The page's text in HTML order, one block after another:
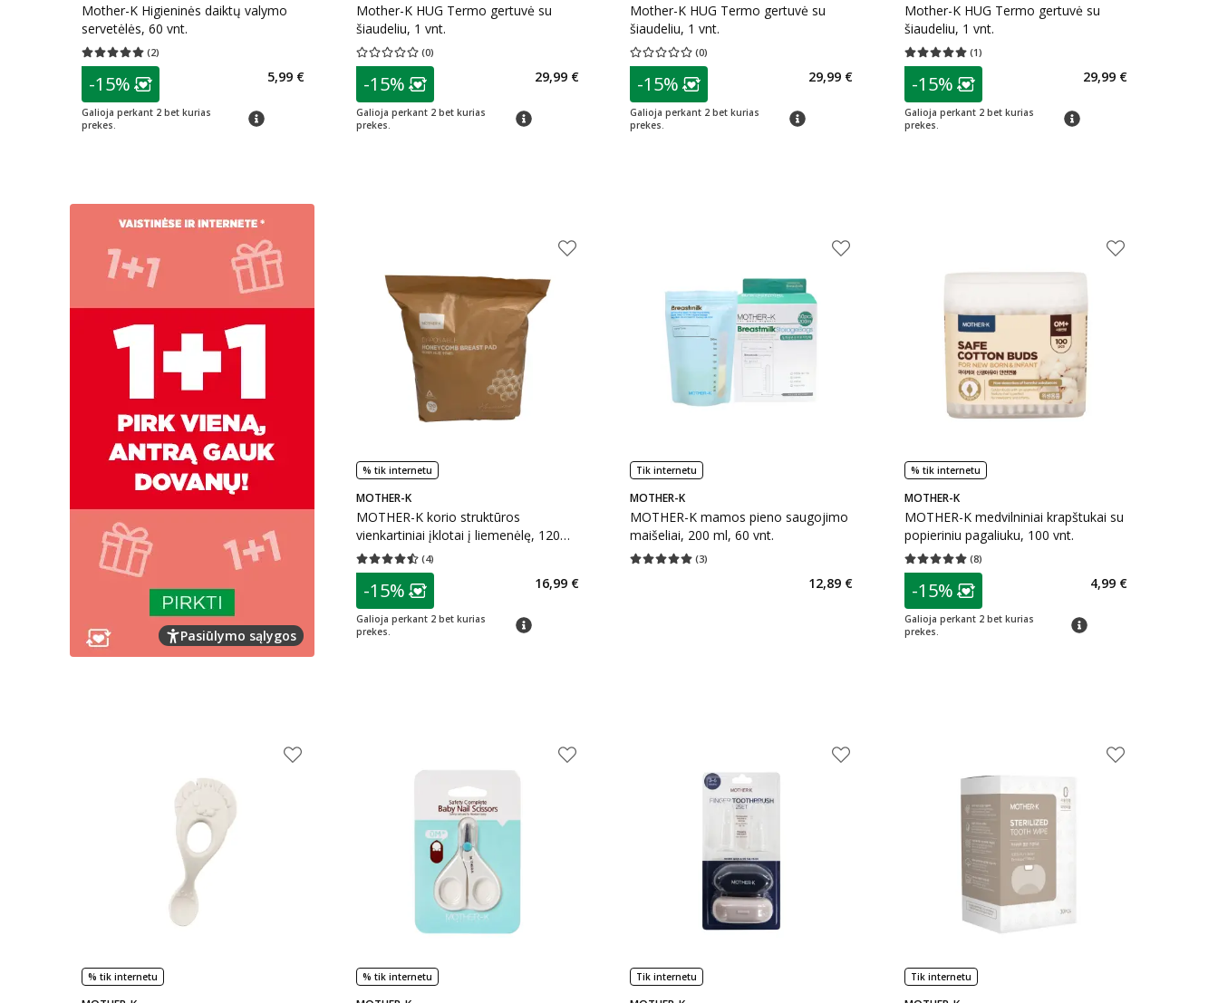
Mother-K Higieninės daiktų valymo
servetėlės, 60 vnt.
(2)
Vidutinis įvertinimas 5.00
patarimas
Lojalumo klubo narių nuolaida:
-15%
Galioja perkant 2 bet kurias
prekes.
patarimas
5,99 €
Mother-K HUG Termo gertuvė su
šiaudeliu, 1 vnt.
(0)
Vidutinis įvertinimas 0.00
patarimas
Lojalumo klubo narių nuolaida:
-15%
Galioja perkant 2 bet kurias
prekes.
patarimas
29,99 €
Mother-K HUG Termo gertuvė su
šiaudeliu, 1 vnt.
(0)
Vidutinis įvertinimas 0.00
patarimas
Lojalumo klubo narių nuolaida:
-15%
Galioja perkant 2 bet kurias
prekes.
patarimas
29,99 €
Mother-K HUG Termo gertuvė su
šiaudeliu, 1 vnt.
(1)
Vidutinis įvertinimas 5.00
patarimas
Lojalumo klubo narių nuolaida
-15%
Galioja perkant 2 bet kurias
prekes.
patarimas
29,99 €
Pasiūlymo sąlygos
% tik internetu
MOTHER-K
MOTHER-K korio struktūros
vienkartiniai įklotai į liemenėlę, 120
vnt.
(4)
Vidutinis įvertinimas 4.50
patarimas
Lojalumo klubo narių nuolaida
-15%
Galioja perkant 2 bet kurias
prekes.
patarimas
16,99 €
Tik internetu
MOTHER-K
MOTHER-K mamos pieno saugojimo
maišeliai, 200 ml, 60 vnt.
(3)
Vidutinis įvertinimas 5.00
12,89 €
% tik internetu
MOTHER-K
MOTHER-K medvilniniai krapštukai su
popieriniu pagaliuku, 100 vnt.
(8)
Vidutinis įvertinimas 5.00
patarimas
Lojalumo klubo narių nuolaida
-15%
Galioja perkant 2 bet kurias
prekes.
patarimas
4,99 €
% tik internetu % tik internetu Tik internetu Tik internetu